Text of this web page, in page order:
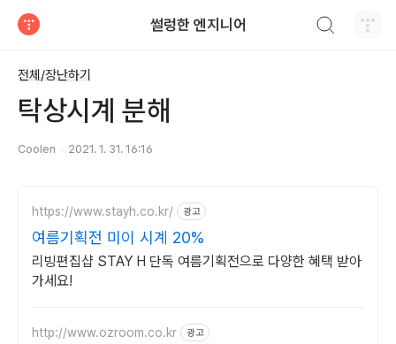
썰렁한 엔지니어
전체/장난하기
탁상시계 분해
Coolen 2021. 1. 31. 16:16
https://www.stayh.co.kr/ 광고
여름기획전 미이 시계 20%
리빙편집샵 STAY H 단독 여름기획전으로 다양한 혜택 받아
가세요!
http://www.ozroom.co.kr 광고